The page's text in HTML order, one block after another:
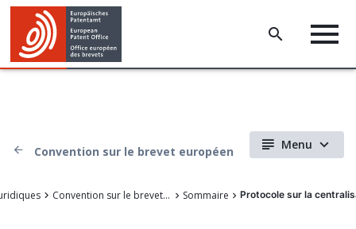
Convention sur le brevet européen Menu
Convention sur le brevet européen Sommaire Protocole sur la